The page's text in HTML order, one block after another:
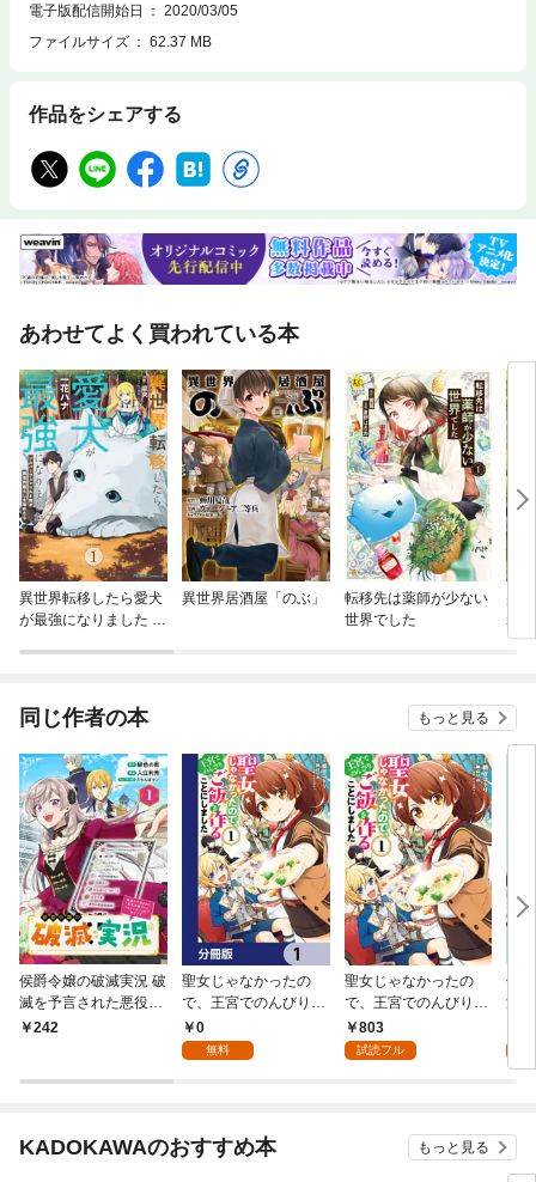
電子版配信開始日
2020/03/05
ファイルサイズ
62.37 MB
作品をシェアする
あわせてよく買われている本
異世界転移したら愛犬
が最強になりました ～
異世界居酒屋「のぶ」
転移先は薬師が少ない
世界でした
壁
れ
隷
同じ作者の本 もっと見る
侯爵令嬢の破滅実況 破
滅を予言された悪役令
嬢だけど、リスナーが
242
聖女じゃなかったの
で、王宮でのんびりご
飯を作ることにしまし
た【分冊版】 1
0
無料
聖女じゃなかったの
で、王宮でのんびりご
飯を作ることにしまし
た １
803
試読フル
侯
滅
い
KADOKAWAのおすすめ本 もっと見る